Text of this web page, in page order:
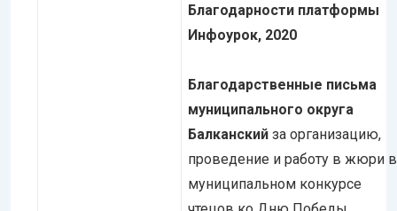
Благодарности платформы
Инфоурок, 2020
Благодарственные письма
муниципального округа
Балканский за организацию,
проведение и работу в жюри в
муниципальном конкурсе